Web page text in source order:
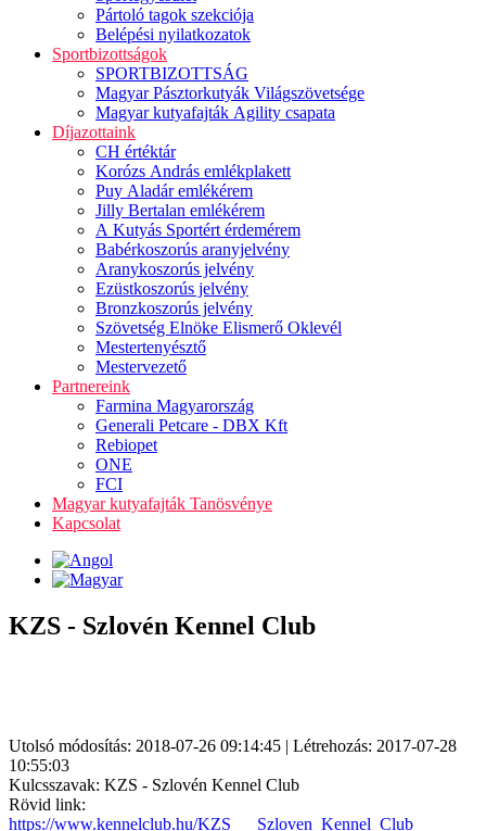
Pártoló tagok szekciója
Belépési nyilatkozatok
Sportbizottságok
SPORTBIZOTTSÁG
Magyar Pásztorkutyák Világszövetsége
Magyar kutyafajták Agility csapata
Díjazottaink
CH értéktár
Korózs András emlékplakett
Puy Aladár emlékérem
Jilly Bertalan emlékérem
A Kutyás Sportért érdemérem
Babérkoszorús aranyjelvény
Aranykoszorús jelvény
Ezüstkoszorús jelvény
Bronzkoszorús jelvény
Szövetség Elnöke Elismerő Oklevél
Mestertenyésztő
Mestervezető
Partnereink
Farmina Magyarország
Generali Petcare - DBX Kft
Rebiopet
ONE
FCI
Magyar kutyafajták Tanösvénye
Kapcsolat
KZS - Szlovén Kennel Club
Utolsó módosítás: 2018-07-26 09:14:45 | Létrehozás: 2017-07-28
10:55:03
Kulcsszavak: KZS - Szlovén Kennel Club
Rövid link:
https://www.kennelclub.hu/KZS___Szloven_Kennel_Club